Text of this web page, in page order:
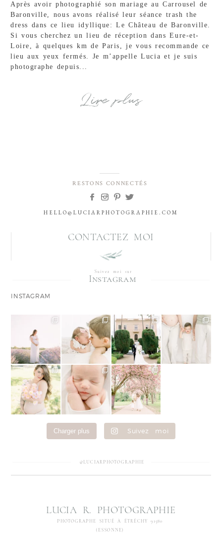
Après avoir photographié son mariage au Carrousel de
Baronville, nous avons réalisé leur séance trash the
dress dans ce lieu idyllique: Le Château de Baronville.
Si vous cherchez un lieu de réception dans Eure-et-
Loire, à quelques km de Paris, je vous recommande ce
lieu aux yeux fermés. Je m’appelle Lucia et je suis
photographe depuis...
Lire plus
RESTONS CONNECTÉS
HELLO@LUCIARPHOTOGRAPHIE.COM
CONTACTEZ MOI
Instagram
Suivez moi sur
INSTAGRAM
Charger plus Suivez moi
@LUCIARPHOTOGRAPHIE
PHOTOGRAPHE SITUÉ À ÉTRÉCHY 91580
(ESSONNE)
LUCIA R. PHOTOGRAPHIE